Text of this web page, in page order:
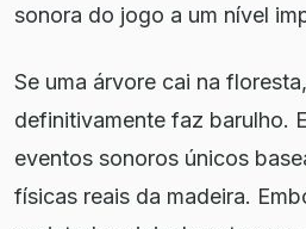
sonora do jogo a um nível
Se uma árvore cai na
definitivamente faz barulho.
eventos sonoros únicos
físicas reais da madeira.